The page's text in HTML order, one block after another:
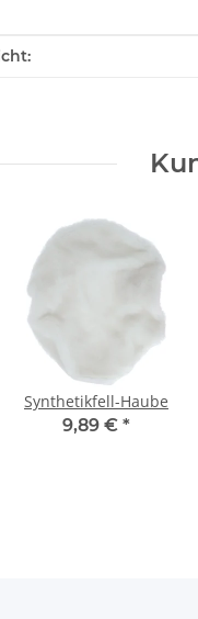
Synthetikfell-Haube
9,89 € *